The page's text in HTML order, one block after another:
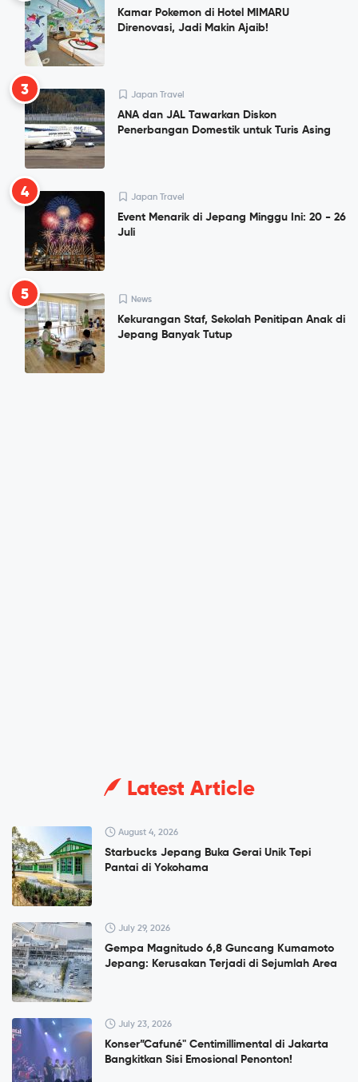
Kamar Pokemon di Hotel MIMARU
Direnovasi, Jadi Makin Ajaib!
3 Japan Travel
ANA dan JAL Tawarkan Diskon
Penerbangan Domestik untuk Turis Asing
4 Japan Travel
Event Menarik di Jepang Minggu Ini: 20 - 26
Juli
5 News
Kekurangan Staf, Sekolah Penitipan Anak di
Jepang Banyak Tutup
Latest Article
August 4, 2026
Starbucks Jepang Buka Gerai Unik Tepi
Pantai di Yokohama
July 29, 2026
Gempa Magnitudo 6,8 Guncang Kumamoto
Jepang: Kerusakan Terjadi di Sejumlah Area
July 23, 2026
Konser”Cafuné" Centimillimental di Jakarta
Bangkitkan Sisi Emosional Penonton!